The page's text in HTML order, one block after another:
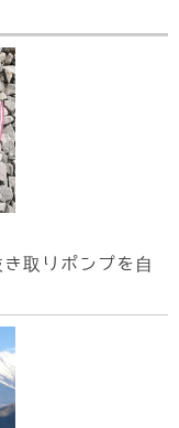
取りポンプを自